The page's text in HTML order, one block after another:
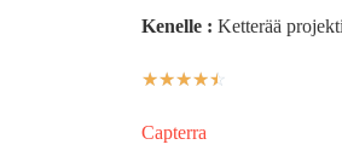
Kenelle : Ketterää
☆☆☆☆☆
Capterra